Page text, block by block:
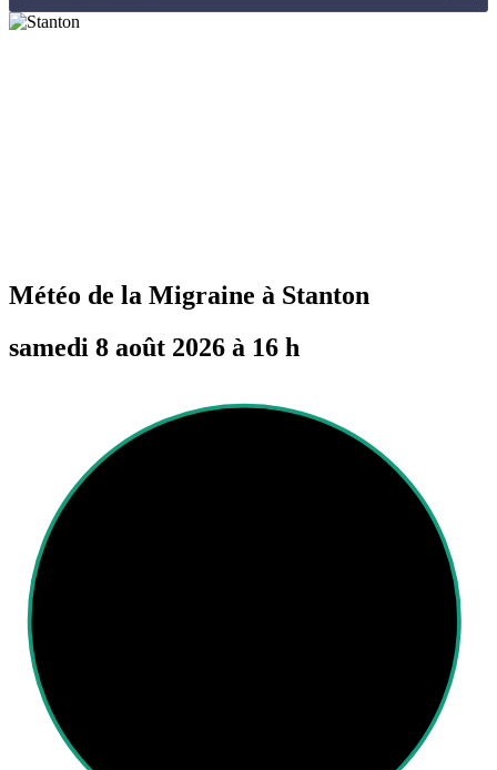
Météo de la Migraine à Stanton
samedi 8 août 2026 à 16 h